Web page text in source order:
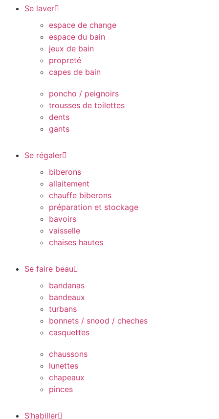
Se laver
espace de change
espace du bain
jeux de bain
propreté
capes de bain
poncho / peignoirs
trousses de toilettes
dents
gants
Se régaler
biberons
allaitement
chauffe biberons
préparation et stockage
bavoirs
vaisselle
chaises hautes
Se faire beau
bandanas
bandeaux
turbans
bonnets / snood / cheches
casquettes
chaussons
lunettes
chapeaux
pinces
S’habiller